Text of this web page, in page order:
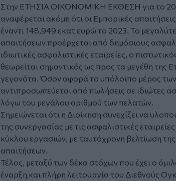
Στην ΕΤΗΣΙΑ ΟΙΚΟΝΟΜΙΚΗ ΕΚΘΕΣΗ για το
αναφέρεται ακόμη ότι οι Εμπορικές
έναντι 148,949 εκατ ευρώ το 2023. Το
απαιτήσεων προέρχεται από δημόσιους
ιδιωτικές ασφαλιστικές εταιρείες, ο
θεωρείται σημαντικός ως προς τα μεγέθη της
γεγονότα. Όσον αφορά το υπόλοιπο μέρος
αντιπροσωπεύεται από πωλήσεις σε ιδιώτες
λόγω του μεγάλου αριθμού των πελατών.
Σημειώνεται ότι η Διοίκηση συνεχίζει να
της συνεργασίας με τις ασφαλιστικές
κύκλου εργασιών, με ταυτόχρονη βελτίωση
απαιτήσεων.
Τέλος, μεταξύ των δέκα στόχων που έχει ο
έναρξη και πλήρη λειτουργία του Διεθνούς